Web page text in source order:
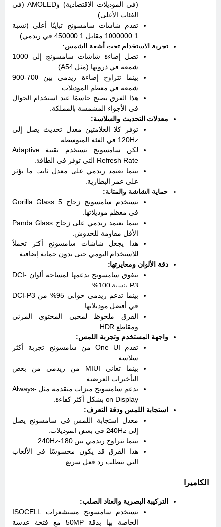
(في الموديلات الاقتصادية) وAMOLED (في
الفئات الأعلى).
تقدم شاشات سامسونج تباينًا أعلى (نسبة
1000000:1 مقابل 450000:1 في ريدمي).
تجربة الاستخدام تحت أشعة الشمس:
تصل إضاءة شاشات سامسونج إلى 1000
شمعة في ذروتها (مثل A54).
بينما تتراوح إضاءة ريدمي بين 700-900
شمعة في معظم الموديلات.
هذا الفرق يصبح حاسمًا عند استخدام الجوال
في الأجواء المشمسة بالمملكة.
معدلات التحديث والسلاسة:
توفر كلا العلامتين معدل تحديث يصل إلى
120Hz في الفئة المتوسطة.
لكن سامسونج تستخدم تقنية Adaptive
Refresh Rate التي توفر في الطاقة.
بينما تعتمد ريدمي على معدل ثابت ما يؤثر
على عمر البطارية.
حماية الشاشة والمتانة:
تستخدم سامسونج زجاج Gorilla Glass 5
في معظم موديلاتها.
بينما تعتمد ريدمي على زجاج Panda Glass
الأقل مقاومة للخدوش.
هذا يجعل شاشات سامسونج أكثر تحملاً
للاستخدام اليومي حتى بدون حماية إضافية.
دقة الألوان ومعايرتها:
تتفوق سامسونج بدعمها لمساحة ألوان DCI-
P3 بنسبة 100%.
بينما تدعم ريدمي حوالي 95% من DCI-P3
في أفضل موديلاتها.
الفرق ملحوظ لمحبي المحتوى المرئي
ومقاطع HDR.
واجهة المستخدم وتجربة اللمس:
تقدم One UI من سامسونج تجربة أكثر
سلاسة.
بينما تعاني MIUI من ريدمي من بعض
التأخيرات العرضية.
تدعم سامسونج ميزات متقدمة مثل Always-
on Display بشكل أكثر كفاءة.
استجابة اللمس ودقة التعرف:
معدل استجابة اللمس في سامسونج يصل
إلى 240Hz في بعض الموديلات.
بينما تتراوح ريدمي بين 180-240Hz.
هذا الفرق قد يكون محسوسًا في الألعاب
التي تتطلب رد فعل سريع.
الكاميرا
التركيبة البصرية والعتاد الصلب:
تستخدم سامسونج مستشعرات ISOCELL
الخاصة بها بدقة 50MP مع فتحة عدسة